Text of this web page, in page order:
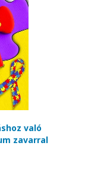
való
zavarral